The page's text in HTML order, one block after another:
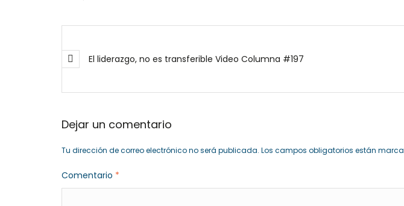
El liderazgo, no es transferible Video Columna #197
Dejar un comentario
Tu dirección de correo electrónico no será publicada. Los campos obligatorios están
Comentario *